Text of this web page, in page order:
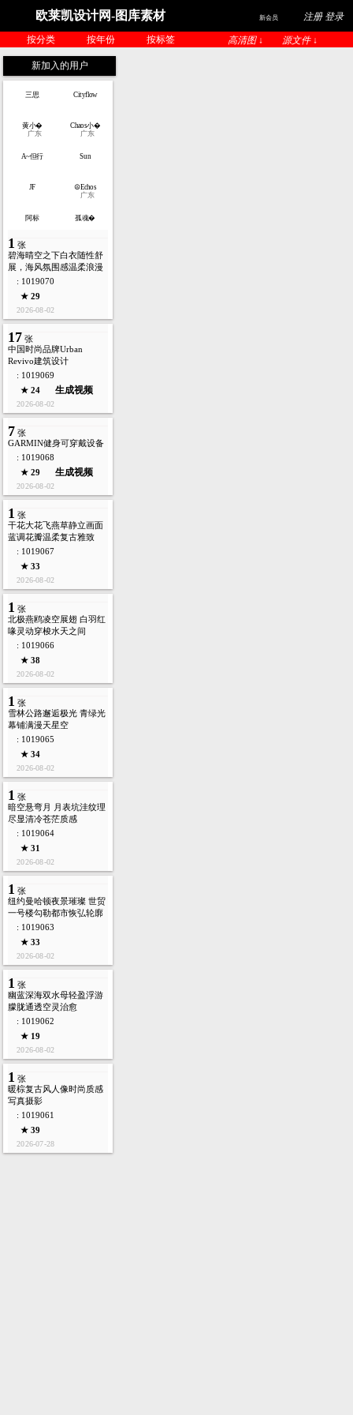
欧莱凯设计网-图库素材 新会员 注册 登录
按分类 按年份 按标签 高清图 ↓ 源文件 ↓
新加入的用户
三思 Cityflow
黄小�
广东
Chaos小�
广东
A~但行 Sun
JF
☮Echos
广东
阿标 孤魂�
1 张
碧海晴空之下白衣随性舒
展，海风氛围感温柔浪漫
: 1019070
★ 29
2026-08-02
17 张
中国时尚品牌Urban
Revivo建筑设计
: 1019069
★ 24
生成视频
2026-08-02
7 张
GARMIN健身可穿戴设备
: 1019068
★ 29
生成视频
2026-08-02
1 张
干花大花飞燕草静立画面
蓝调花瓣温柔复古雅致
: 1019067
★ 33
2026-08-02
1 张
北极燕鸥凌空展翅 白羽红
喙灵动穿梭水天之间
: 1019066
★ 38
2026-08-02
1 张
雪林公路邂逅极光 青绿光
幕铺满漫天星空
: 1019065
★ 34
2026-08-02
1 张
暗空悬弯月 月表坑洼纹理
尽显清冷苍茫质感
: 1019064
★ 31
2026-08-02
1 张
纽约曼哈顿夜景璀璨 世贸
一号楼勾勒都市恢弘轮廓
: 1019063
★ 33
2026-08-02
1 张
幽蓝深海双水母轻盈浮游
朦胧通透空灵治愈
: 1019062
★ 19
2026-08-02
1 张
暖棕复古风人像时尚质感
写真摄影
: 1019061
★ 39
2026-07-28